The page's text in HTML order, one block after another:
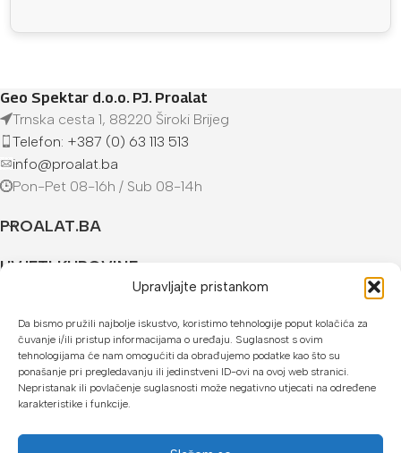
Upravljajte pristankom
Da bismo pružili najbolje iskustvo, koristimo tehnologije poput kolačića za
čuvanje i/ili pristup informacijama o uređaju. Suglasnost s ovim
tehnologijama će nam omogućiti da obrađujemo podatke kao što su
ponašanje pri pregledavanju ili jedinstveni ID-ovi na ovoj web stranici.
Nepristanak ili povlačenje suglasnosti može negativno utjecati na određene
karakteristike i funkcije.
Geo Spektar d.o.o. PJ. Proalat
Trnska cesta 1, 88220 Široki Brijeg
Telefon: +387 (0) 63 113 513
info@proalat.ba
Pon-Pet 08-16h / Sub 08-14h
PROALAT.BA
UVJETI KUPOVINE
U našoj web trgovini možete platiti:
Kreditnim karticama jednokratno ili do 24 rate
Općom uplatnicom, virmanom, internet bankarstvom
Gotovinom prilikom preuzimanja